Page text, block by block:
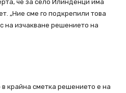
че за село Илинденци има
„Ние сме го подкрепили това
на изчакване решението на
крайна сметка решението е на